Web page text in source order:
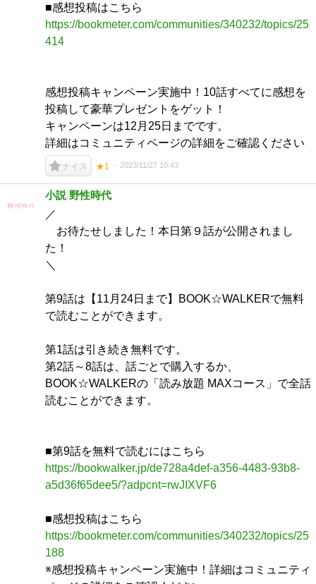
■感想投稿はこちら
https://bookmeter.com/communities/340232/topics/25
414
感想投稿キャンペーン実施中！10話すべてに感想を
投稿して豪華プレゼントをゲット！
キャンペーンは12月25日までです。
詳細はコミュニティページの詳細をご確認ください
ナイス ★1 2023/11/27 10:43
小説 野性時代
／
お待たせしました！本日第９話が公開されまし
た！
＼
第9話は【11月24日まで】BOOK☆WALKERで無料
で読むことができます。
第1話は引き続き無料です。
第2話～8話は、話ごとで購入するか、
BOOK☆WALKERの「読み放題 MAXコース」で全話
読むことができます。
■第9話を無料で読むにはこちら
https://bookwalker.jp/de728a4def-a356-4483-93b8-
a5d36f65dee5/?adpcnt=rwJIXVF6
■感想投稿はこちら
https://bookmeter.com/communities/340232/topics/25
188
※感想投稿キャンペーン実施中！詳細はコミュニティ